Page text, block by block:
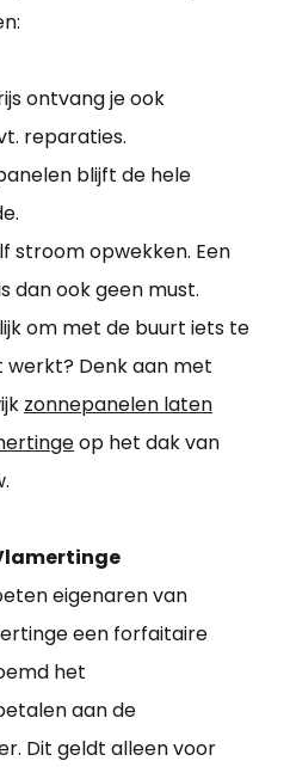
ontvang je ook
reparaties.
blijft de hele
stroom opwekken. Een
dan ook geen must.
om met de buurt iets te
werkt? Denk aan met
zonnepanelen laten
op het dak van
eigenaren van
een forfaitaire
het
aan de
Dit geldt alleen voor